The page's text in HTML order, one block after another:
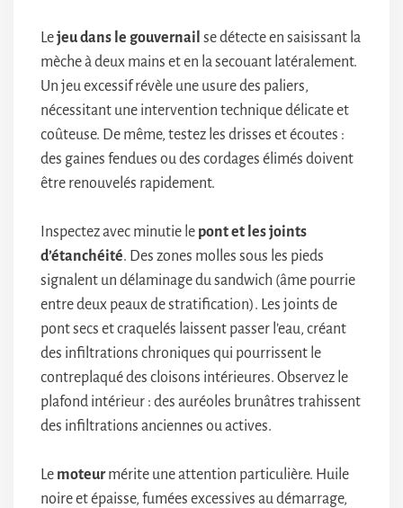
Lejeu dans le gouvernail se détecte en saisissant la
mèche à deux mains et en la secouant latéralement.
Un jeu excessif révèle une usure des paliers,
nécessitant une intervention technique délicate et
coûteuse. De même, testez les drisses et écoutes :
des gaines fendues ou des cordages élimés doivent
être renouvelés rapidement.
Inspectez avec minutie le pont et les joints
d’étanchéité. Des zones molles sous les pieds
signalent un délaminage du sandwich (âme pourrie
entre deux peaux de stratification). Les joints de
pont secs et craquelés laissent passer l’eau, créant
des infiltrations chroniques qui pourrissent le
contreplaqué des cloisons intérieures. Observez le
plafond intérieur : des auréoles brunâtres trahissent
des infiltrations anciennes ou actives.
Le moteurmérite une attention particulière. Huile
noire et épaisse, fumées excessives au démarrage,